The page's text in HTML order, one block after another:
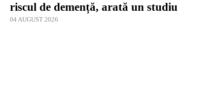
riscul de demență, arată un studiu
04 AUGUST 2026